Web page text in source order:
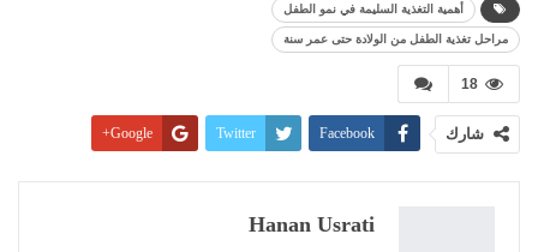
أهمية التغذية السليمة في نمو الطفل
مراحل تغذية الطفل من الولادة حتى عمر سنة
18
شارك Facebook
Twitter
Google+
Linkedin
Hanan Usrati